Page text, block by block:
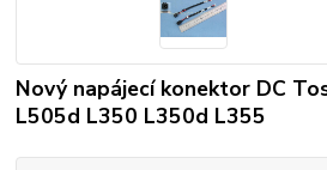
Nový napájecí konektor DC
L505d L350 L350d L355